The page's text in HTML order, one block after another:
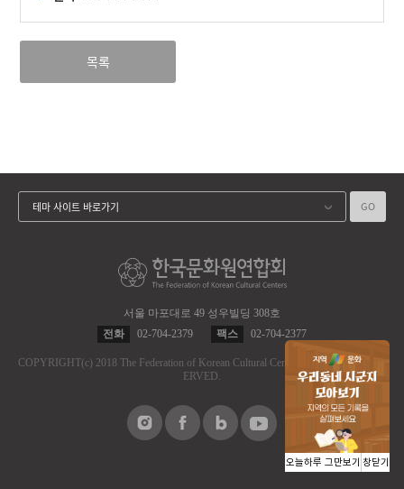
목록
서울 마포대로 49 성우빌딩 308호
전화
02-704-2379 팩스 02-704-2377
COPYRIGHT(c) 2018 The Federation of Korean Cultural Centers.
ALL RIGHT RES
ERVED.
테마 사이트 바로가기 GO
오늘하루 그만보기 창닫기